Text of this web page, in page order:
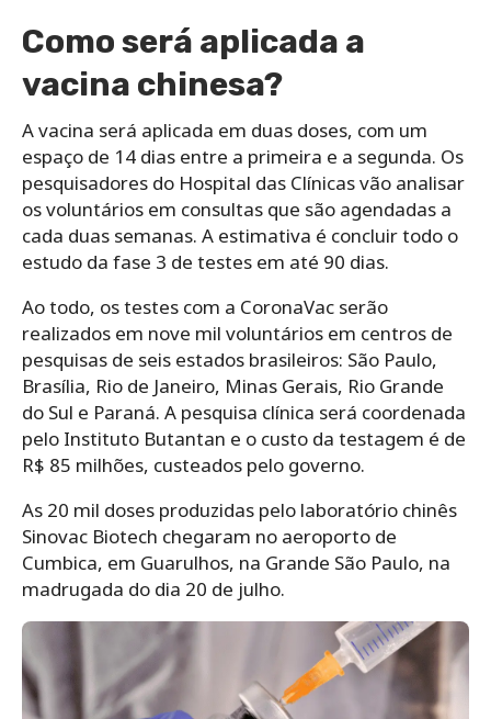
Como será aplicada a
vacina chinesa?
A vacina será aplicada em duas doses, com um
espaço de 14 dias entre a primeira e a segunda. Os
pesquisadores do Hospital das Clínicas vão analisar
os voluntários em consultas que são agendadas a
cada duas semanas. A estimativa é concluir todo o
estudo da fase 3 de testes em até 90 dias.
Ao todo, os testes com a CoronaVac serão
realizados em nove mil voluntários em centros de
pesquisas de seis estados brasileiros: São Paulo,
Brasília, Rio de Janeiro, Minas Gerais, Rio Grande
do Sul e Paraná. A pesquisa clínica será coordenada
pelo Instituto Butantan e o custo da testagem é de
R$ 85 milhões, custeados pelo governo.
As 20 mil doses produzidas pelo laboratório chinês
Sinovac Biotech chegaram no aeroporto de
Cumbica, em Guarulhos, na Grande São Paulo, na
madrugada do dia 20 de julho.